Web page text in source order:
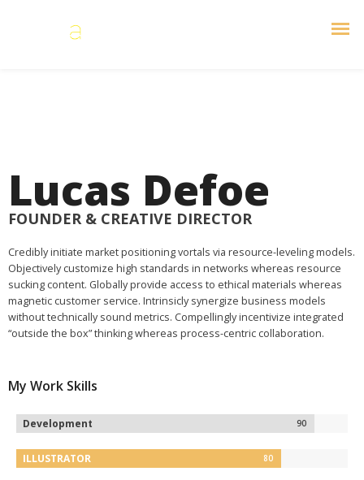
Lucas Defoe
FOUNDER & CREATIVE DIRECTOR
Credibly initiate market positioning vortals via resource-leveling models.
Objectively customize high standards in networks whereas resource
sucking content. Globally provide access to ethical materials whereas
magnetic customer service. Intrinsicly synergize business models
without technically sound metrics. Compellingly incentivize integrated
“outside the box” thinking whereas process-centric collaboration.
My Work Skills
Development 90
ILLUSTRATOR 80